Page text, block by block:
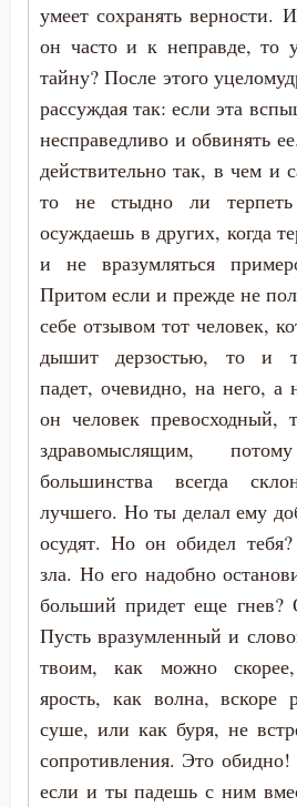
Печаль по Богу
Плоть
Подвиг
Подвижничество
Подготовка к смерти
Познание себя
Помощь Божия
Пост
Празднословие
Прелюбодеяние
Промысел Божий
умеет сохранять верности.
он часто и к неправде, то
тайну? После этого
рассуждая так: если эта
несправедливо и обвинять
действительно так, в чем и
то не стыдно ли
осуждаешь в других, когда
и не вразумляться
Притом если и прежде не
себе отзывом тот человек,
дышит дерзостью, то и
падет, очевидно, на него, а
он человек превосходный,
здравомыслящим,
большинства всегда
лучшего. Но ты делал ему
осудят. Но он обидел
зла. Но его надобно
больший придет еще гнев?
Пусть вразумленный и
твоим, как можно
ярость, как волна, вскоре
суше, или как буря, не
сопротивления. Это
если и ты падешь с ним